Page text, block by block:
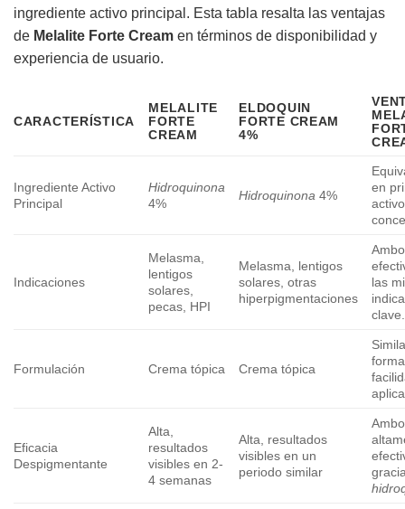
ingrediente activo principal. Esta tabla resalta las ventajas
de Melalite Forte Cream en términos de disponibilidad y
experiencia de usuario.
CARACTERÍSTICA
MELALITE
FORTE
CREAM
ELDOQUIN
FORTE CREAM
4%
Ingrediente Activo
Principal
Hidroquinona
4%
Hidroquinona 4%
en
Indicaciones
Melasma,
lentigos
solares,
pecas, HPI
Melasma, lentigos
solares, otras
hiperpigmentaciones
las
clave.
Formulación Crema tópica Crema tópica
Eficacia
Despigmentante
Alta,
resultados
visibles en 2-
4 semanas
Alta, resultados
visibles en un
periodo similar